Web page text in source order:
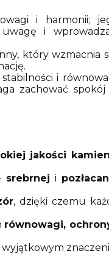
i harmonii;
i
który wzmacnia
i
zachować
jakości
srebrnej i
, dzięki czemu
równowagi,
wyjątkowym